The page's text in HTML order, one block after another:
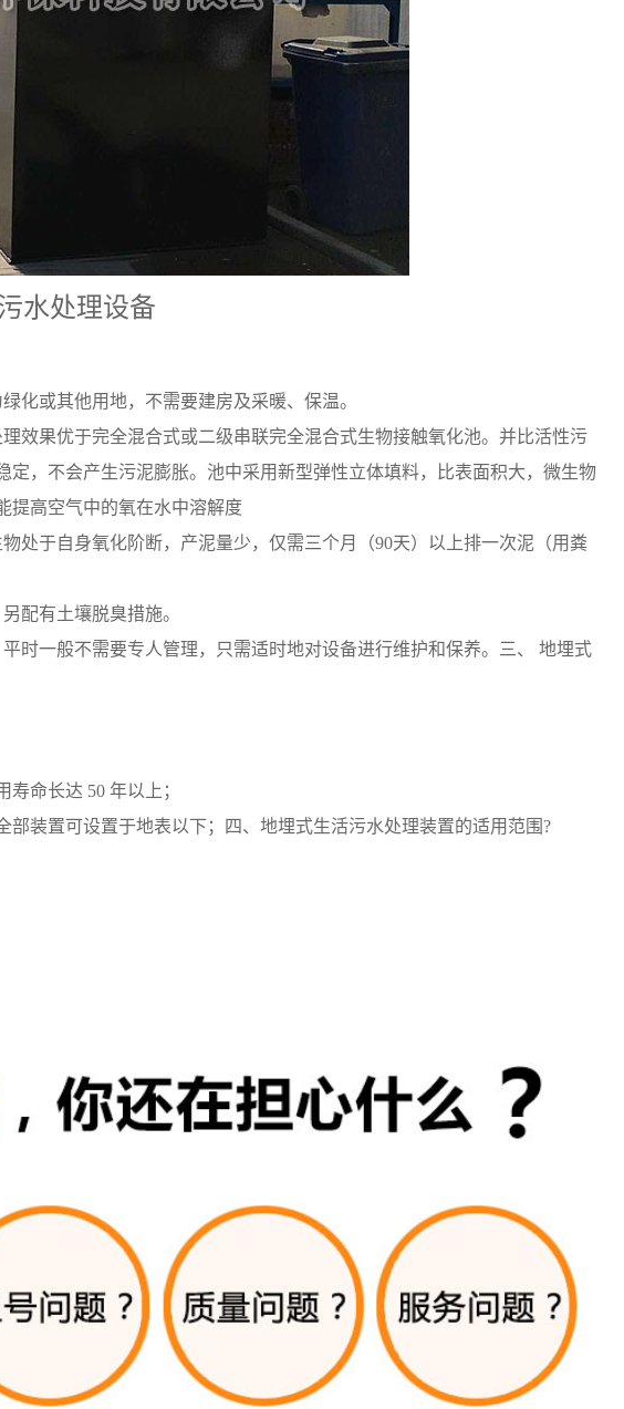
水处理设备
化或其他用地，不需要建房及采暖、保温。
效果优于完全混合式或二级串联完全混合式生物接触氧化池。并比活性污
，不会产生污泥膨胀。池中采用新型弹性立体填料，比表面积大，微生物
提高空气中的氧在水中溶解度
处于自身氧化阶断，产泥量少，仅需三个月（90天）以上排一次泥（用粪
配有土壤脱臭措施。
时一般不需要专人管理，只需适时地对设备进行维护和保养。三、 地埋式
命长达 50 年以上；
装置可设置于地表以下；四、地埋式生活污水处理装置的适用范围?